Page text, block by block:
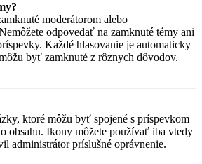
moderátorom alebo
odpovedať na zamknuté témy ani
Každé hlasovanie je automaticky
byť zamknuté z rôznych dôvodov.
ktoré môžu byť spojené s príspevkom
obsahu. Ikony môžete používať iba vtedy
administrátor príslušné oprávnenie.